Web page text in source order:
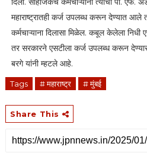
महाराष्ट्रातही कर्ज उपलब्ध करून देण्यात
कर्मचाऱ्याना दिलासा मिळेल. कबूल केलेला
तर सरकारने एसटीला कर्ज उपलब्ध करून
बरगे यांनी म्हटले आहे.
Tags # महाराष्ट्र # मुंबई
Share This